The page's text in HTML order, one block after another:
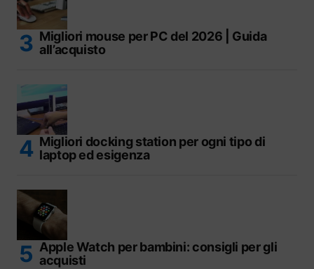
Migliori mouse per PC del 2026 | Guida
all’acquisto
Migliori docking station per ogni tipo di
laptop ed esigenza
Apple Watch per bambini: consigli per gli
acquisti